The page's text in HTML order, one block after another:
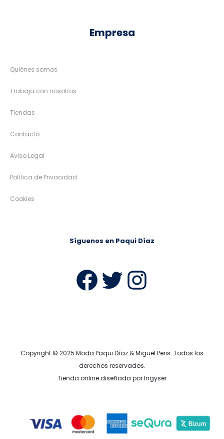
Empresa
Quiénes somos
Trabaja con nosotros
Tiendas
Contacto
Aviso Legal
Política de Privacidad
Cookies
Síguenos en Paqui Díaz
Facebook
Twitter
Copyright © 2025 Moda Paqui Díaz & Miguel Peris. Todos los
derechos reservados.
Tienda online diseñada por Ingyser